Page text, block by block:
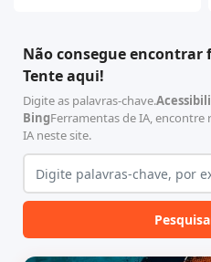
Nature、Science、Cell 等）
的论文撰写与发表流程设计。
该工具集以智能体插...
Não consegue encontrar
Tente aqui!
Digite as palavras-chave.
BingFerramentas de IA,
IA neste site.